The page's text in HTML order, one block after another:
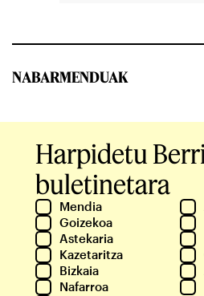
NABARMENDUAK
Harpidetu
buletinetara
Mendia
Goizekoa
Astekaria
Kazetaritza
Bizkaia
Nafarroa